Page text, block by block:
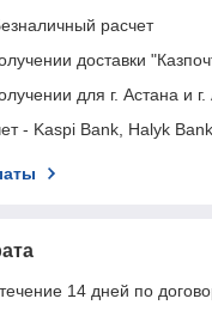
расчет
доставки
для г. Астана и
- Kaspi Bank, Halyk Bank
14 дней по